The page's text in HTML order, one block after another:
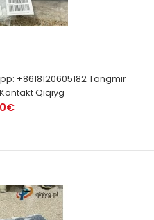
+8618120605182 Tangmir
Qiqiyg